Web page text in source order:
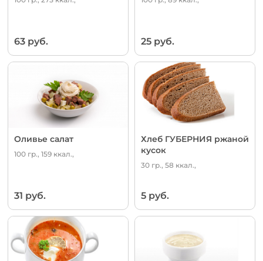
63 руб. 25 руб.
Оливье салат
100 гр., 159 ккал.,
31 руб.
Хлеб ГУБЕРНИЯ ржаной
кусок
30 гр., 58 ккал.,
5 руб.